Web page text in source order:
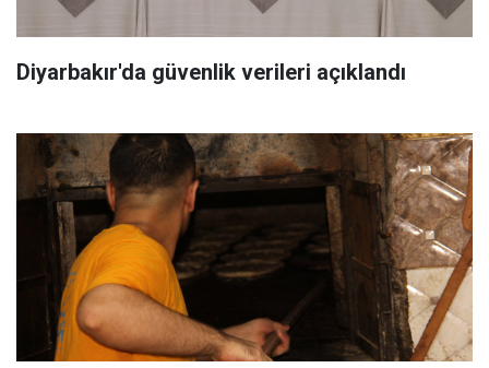
Diyarbakır'da güvenlik verileri açıklandı